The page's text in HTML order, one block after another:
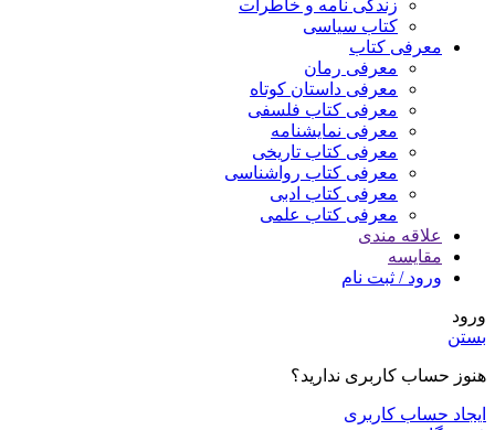
زندگی نامه و خاطرات
کتاب سیاسی
معرفی کتاب
معرفی رمان
معرفی داستان کوتاه
معرفی کتاب فلسفی
معرفی نمایشنامه
معرفی کتاب تاریخی
معرفی کتاب رواشناسی
معرفی کتاب ادبی
معرفی کتاب علمی
علاقه مندی
مقایسه
ورود / ثبت نام
ورود
بستن
هنوز حساب کاربری ندارید؟
ایجاد حساب کاربری